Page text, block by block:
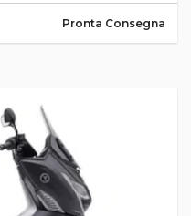
Pronta Consegna